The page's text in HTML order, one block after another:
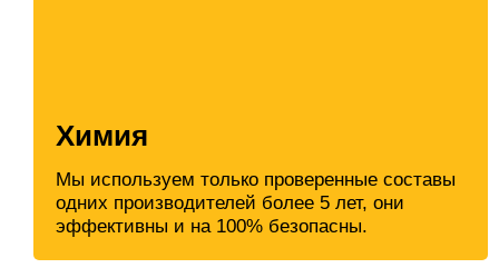
Химия
Мы используем только проверенные составы
одних производителей более 5 лет, они
эффективны и на 100% безопасны.